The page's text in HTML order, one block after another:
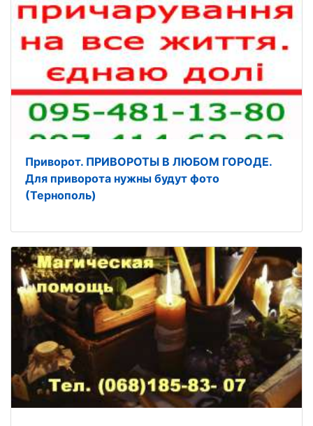
Приворот. ПРИВОРОТЫ В ЛЮБОМ ГОРОДЕ.
Для приворота нужны будут фото
(Тернополь)